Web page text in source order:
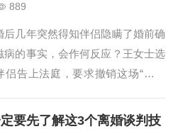
民法典》第1079条规定，夫妻一方
婚...
889
后几年突然得知伴侣隐瞒了婚前确
病的事实，会作何反应？王女士选
侣告上法庭，要求撤销这场“骗来
海市松江区首例适用民法典撤销婚
要先了解这3个离婚谈判技